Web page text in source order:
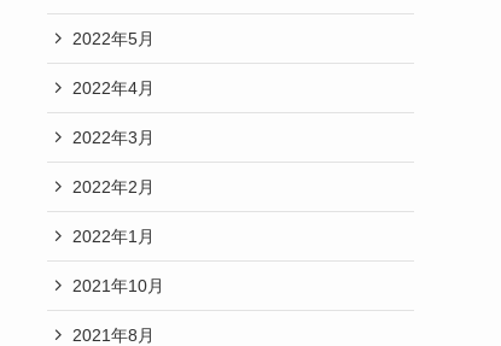
2022年5月
2022年4月
2022年3月
2022年2月
2022年1月
2021年10月
2021年8月